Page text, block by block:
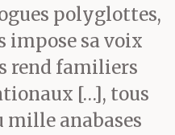
polyglottes,
impose sa voix
rend familiers
[…], tous
mille anabases